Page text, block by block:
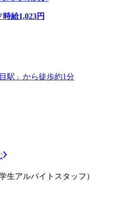
時給1,023円
駅」から徒歩約1分
生アルバイトスタッフ）